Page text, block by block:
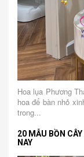
Hoa lụa Phương
hoa để bàn nhỏ
trong...
20 MẪU BỒN
NAY